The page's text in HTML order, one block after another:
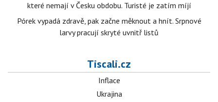
které nemají v Česku obdobu. Turisté je zatím míjí
Pórek vypadá zdravě, pak začne měknout a hnít. Srpnové
larvy pracují skryté uvnitř listů
Tiscali.cz
Inflace
Ukrajina